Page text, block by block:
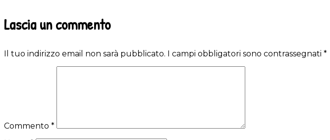
Interactions
Lascia un commento
Il tuo indirizzo email non sarà pubblicato. I campi obbligatori sono contrassegnati *
Commento *